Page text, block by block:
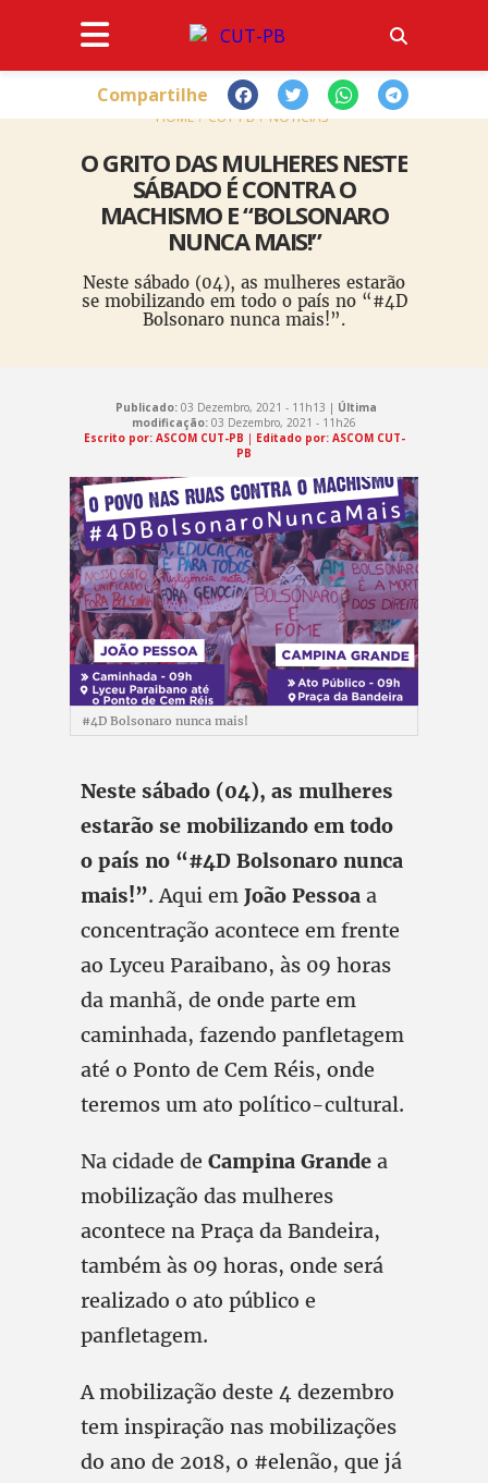
HOME CUT-PB NOTÍCIAS
O GRITO DAS MULHERES NESTE
SÁBADO É CONTRA O
MACHISMO E “BOLSONARO
NUNCA MAIS!”
Neste sábado (04), as mulheres estarão
se mobilizando em todo o país no “#4D
Bolsonaro nunca mais!”.
Compartilhe
Publicado:03 Dezembro, 2021 - 11h13 | Última
modificação: 03 Dezembro, 2021 - 11h26
Escrito por: ASCOM CUT-PB | Editado por: ASCOM CUT-
PB
#4D Bolsonaro nunca mais!
Neste sábado (04), as mulheres
estarão se mobilizando em todo
o país no “#4D Bolsonaro nunca
mais!”. Aqui em João Pessoa a
concentração acontece em frente
ao Lyceu Paraibano, às 09 horas
da manhã, de onde parte em
caminhada, fazendo panfletagem
até o Ponto de Cem Réis, onde
teremos um ato político-cultural.
Na cidade de Campina Grande a
mobilização das mulheres
acontece na Praça da Bandeira,
também às 09 horas, onde será
realizado o ato público e
panfletagem.
A mobilização deste 4 dezembro
tem inspiração nas mobilizações
do ano de 2018, o #elenão, que já